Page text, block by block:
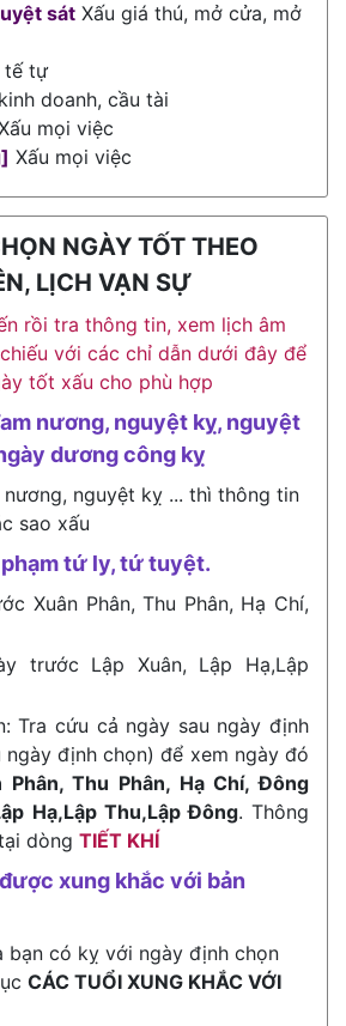
sát Xấu giá thú, mở cửa, mở
tế tự
doanh, cầu tài
mọi việc
Xấu mọi việc
NGÀY TỐT THEO
LỊCH VẠN SỰ
rồi tra thông tin, xem lịch âm
với các chỉ dẫn dưới đây để
tốt xấu cho phù hợp
nương, nguyệt kỵ, nguyệt
dương công kỵ
nương, nguyệt kỵ ... thì thông tin
sao xấu
tứ ly, tứ tuyệt.
Xuân Phân, Thu Phân, Hạ Chí,
trước Lập Xuân, Lập Hạ,Lập
Tra cứu cả ngày sau ngày định
ngày định chọn) để xem ngày đó
Phân, Thu Phân, Hạ Chí, Đông
Hạ,Lập Thu,Lập Đông. Thông
dòng TIẾT KHÍ
xung khắc với bản
bạn có kỵ với ngày định chọn
CÁC TUỔI XUNG KHẮC VỚI